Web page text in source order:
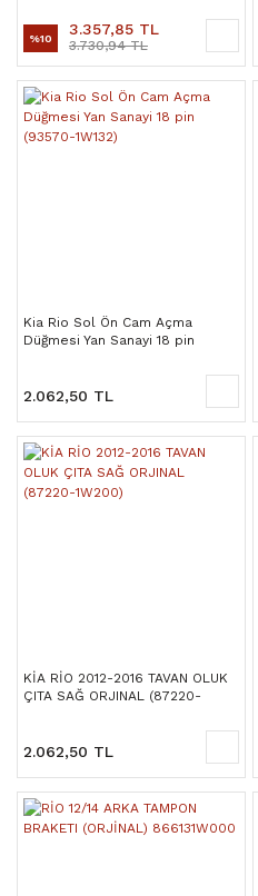
%10 3.357,85 TL
3.730,94 TL
Kia Rio Sol Ön Cam Açma
Düğmesi Yan Sanayi 18 pin
2.062,50 TL
KİA RİO 2012-2016 TAVAN OLUK
ÇITA SAĞ ORJINAL (87220-
2.062,50 TL